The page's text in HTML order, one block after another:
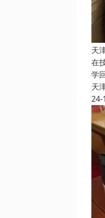
天
在
学
天
24-